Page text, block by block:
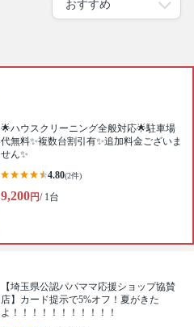
🌟ハウスクリーニング全般対応🌟駐車場
代無料✨複数台割引有✨追加料金ございま
せん✨
4.80(2件)
9,200円/ 1台
【埼玉県公認パパママ応援ショップ協賛
店】カード提示で5%オフ！夏がきた
よ！！！！！！！！！！！